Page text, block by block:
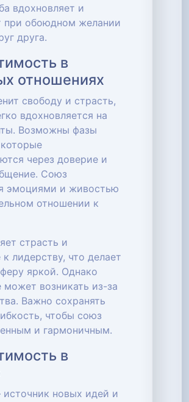
вдохновляет и
при обоюдном желании
друга.
в
отношениях
свободу и страсть,
вдохновляется на
Возможны фазы
через доверие и
Союз
эмоциями и живостью
отношении к
страсть и
лидерству, что делает
яркой. Однако
может возникать из-за
Важно сохранять
чтобы союз
и гармоничным.
в
новых идей и